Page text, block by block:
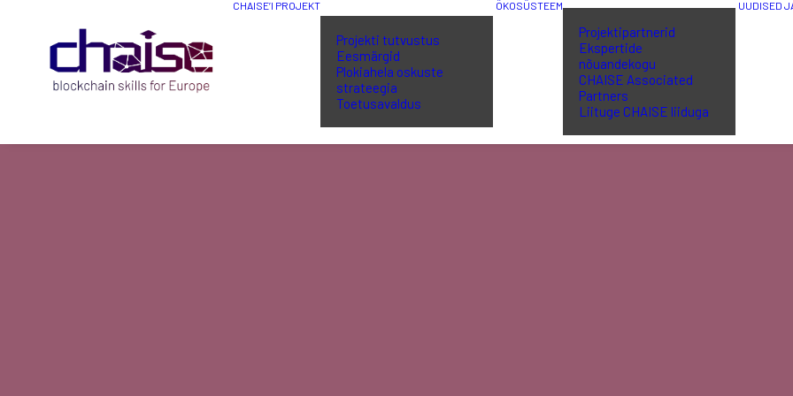
CHAISE’I PROJEKT
Projekti tutvustus
Eesmärgid
Plokiahela oskuste
strateegia
Toetusavaldus
ÖKOSÜSTEEM
Projektipartnerid
Ekspertide
nõuandekogu
CHAISE Associated
Partners
Liituge CHAISE liiduga
UUDISED